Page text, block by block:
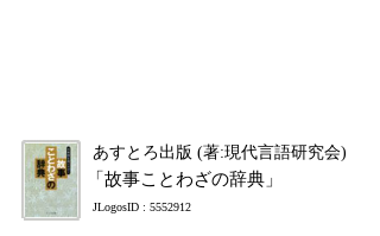
あすとろ出版 (著:現代言語研究会)
「故事ことわざの辞典」
JLogosID : 5552912